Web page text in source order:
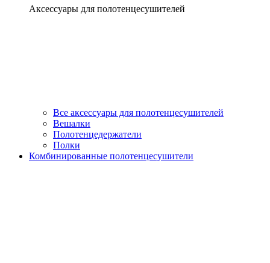
Аксессуары для полотенцесушителей
Все аксессуары для полотенцесушителей
Вешалки
Полотенцедержатели
Полки
Комбинированные полотенцесушители